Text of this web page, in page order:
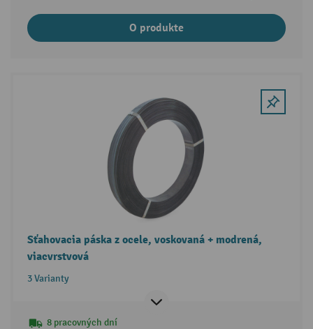
O produkte
Sťahovacia páska z ocele, voskovaná + modrená,
viacvrstvová
3 Varianty
8 pracovných dní